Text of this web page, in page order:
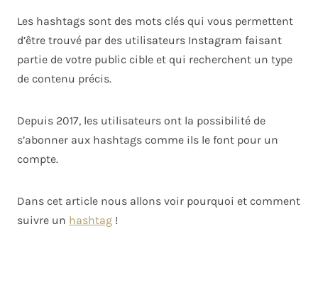
Les hashtags sont des mots clés qui vous permettent
d’être trouvé par des utilisateurs Instagram faisant
partie de votre public cible et qui recherchent un type
de contenu précis.
Depuis 2017, les utilisateurs ont la possibilité de
s’abonner aux hashtags comme ils le font pour un
compte.
Dans cet article nous allons voir pourquoi et comment
suivre un hashtag !